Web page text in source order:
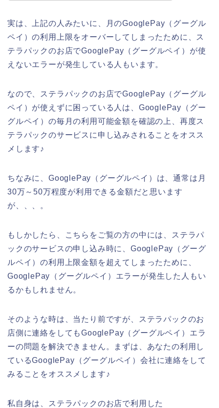
実は、上記の人みたいに、月のGooglePay（グーグル
ペイ）の利用上限をオーバーしてしまったために、ス
テラパックのお店でGooglePay（グーグルペイ）が使
えないエラーが発生している人もいます。
なので、ステラパックのお店でGooglePay（グーグル
ペイ）が使えずに困っている人は、GooglePay（グー
グルペイ）の毎月の利用可能金額を確認の上、再度ス
テラパックのサービスに申し込みされることをオスス
メします♪
ちなみに、GooglePay（グーグルペイ）は、通常は月
30万～50万程度が利用できる金額だと思います
が、、、。
もしかしたら、こちらをご覧の方の中には、ステラパ
ックのサービスの申し込み時に、GooglePay（グーグ
ルペイ）の利用上限金額を超えてしまったために、
GooglePay（グーグルペイ）エラーが発生した人もい
るかもしれません。
そのような時は、当たり前ですが、ステラパックのお
店側に連絡をしてもGooglePay（グーグルペイ）エラ
ーの問題を解決できません。まずは、あなたの利用し
ているGooglePay（グーグルペイ）会社に連絡をして
みることをオススメします♪
私自身は、ステラパックのお店で利用した